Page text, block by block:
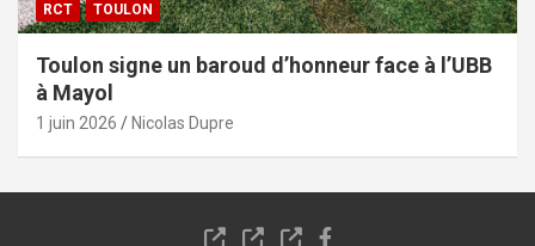
RCT TOULON
Toulon signe un baroud d’honneur face à l’UBB
à Mayol
1 juin 2026 Nicolas Dupre